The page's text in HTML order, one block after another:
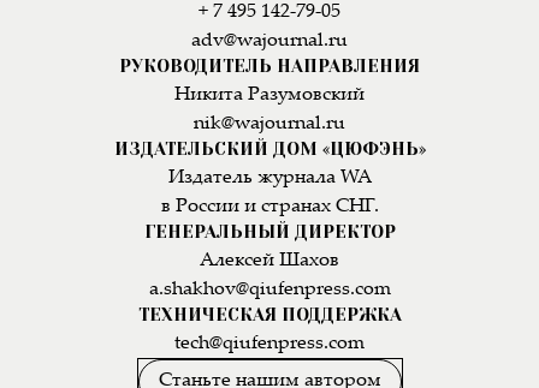
+ 7 495 142-79-05
adv@wajournal.ru
РУКОВОДИТЕЛЬ НАПРАВЛЕНИЯ
Никита Разумовский
nik@wajournal.ru
ИЗДАТЕЛЬСКИЙ ДОМ «ЦЮФЭНЬ»
Издатель журнала WA
в России и странах СНГ.
ГЕНЕРАЛЬНЫЙ ДИРЕКТОР
Алексей Шахов
a.shakhov@qiufenpress.com
ТЕХНИЧЕСКАЯ ПОДДЕРЖКА
tech@qiufenpress.com
Станьте нашим автором